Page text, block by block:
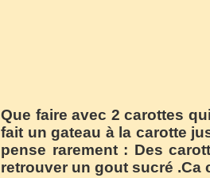
Que faire avec 2 carottes
fait un gateau à la carotte
pense rarement : Des
retrouver un gout sucré .Ca